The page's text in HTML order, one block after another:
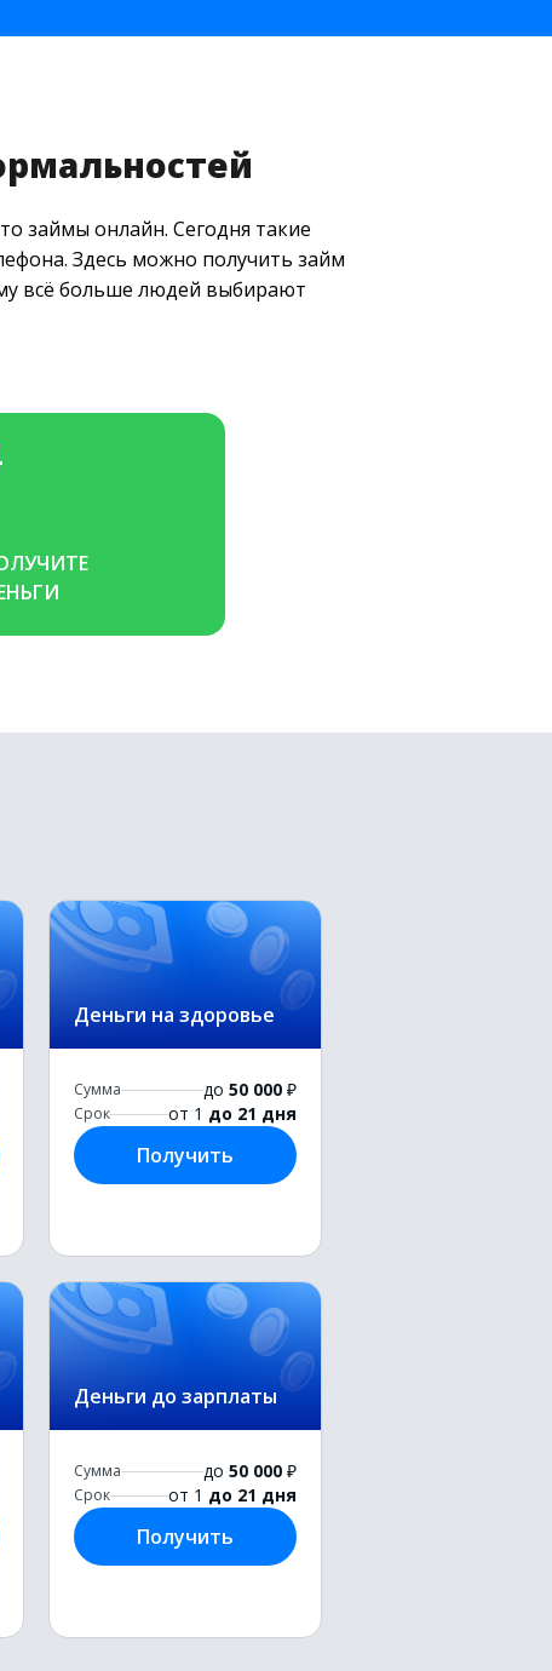
займы онлайн. Сегодня такие
Здесь можно получить займ
всё больше людей выбирают
Деньги на здоровье
Сумма до 50 000 ₽
Срок от 1 до 21 дня
Получить
Деньги до зарплаты
Сумма до 50 000 ₽
Срок от 1 до 21 дня
Получить